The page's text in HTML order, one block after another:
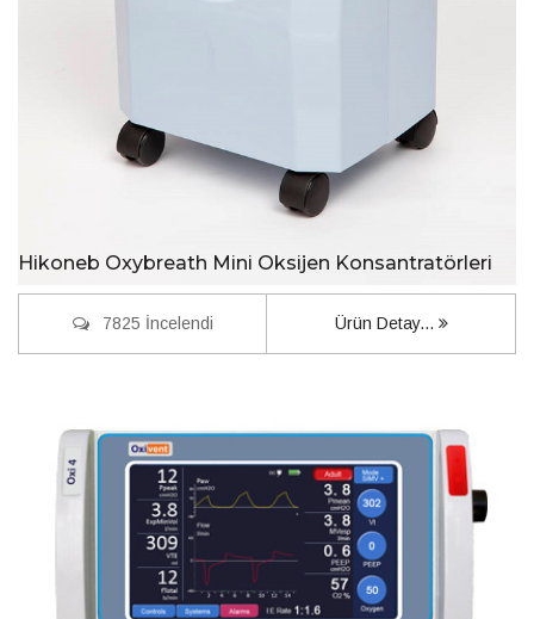
Hikoneb Oxybreath Mini Oksijen Konsantratörleri
7825 İncelendi Ürün Detay...